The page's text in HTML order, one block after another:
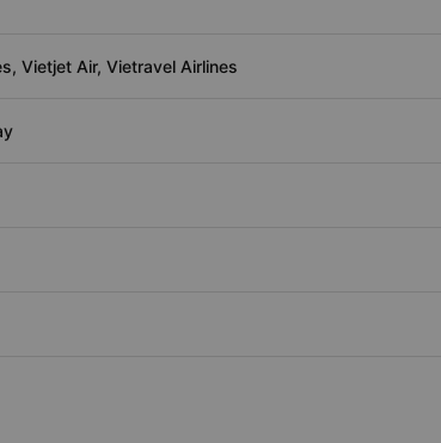
Vietjet Air, Vietravel Airlines